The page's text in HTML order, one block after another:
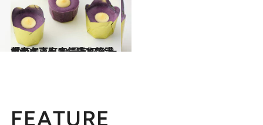
2019.4.14
「大丸東京店」売れ筋手土産ベスト10 最旬スイーツから下町人気店まで満載
グルメ
FEATURE